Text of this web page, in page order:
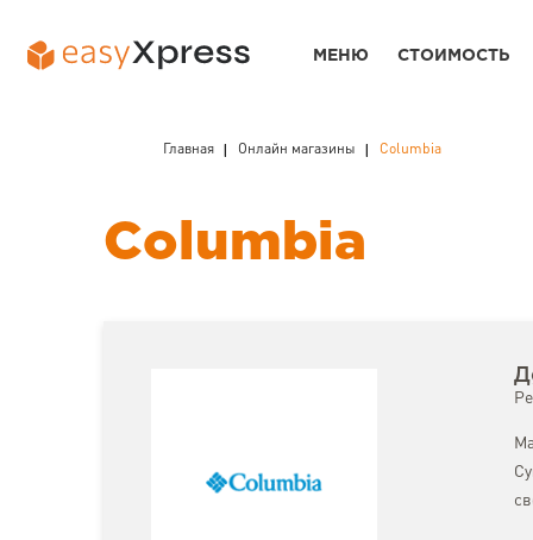
Columbia
Главная Онлайн магазины Columbia
МЕНЮ СТОИМОСТЬ